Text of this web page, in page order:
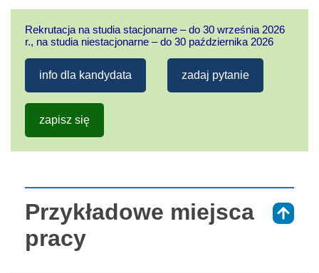
Rekrutacja na studia stacjonarne – do 30 września 2026
r., na studia niestacjonarne – do 30 października 2026
info dla kandydata zadaj pytanie
zapisz się
Przykładowe miejsca
pracy